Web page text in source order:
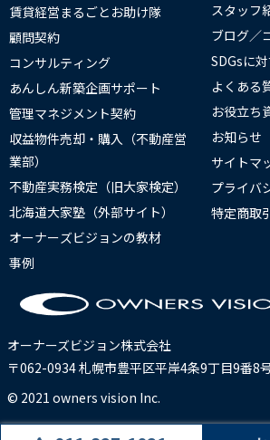
オーナーズビジョン株式会社
〒062-0934 札幌市豊平区平岸4条9丁目9番8
© 2021 owners vision Inc.
賃貸経営まるごとお助け隊
顧問契約
コンサルティング
あんしん新築企画サポート
管理マネジメント契約
収益物件売却・購入（不動産営
業部）
不動産実務検定（旧大家検定）
北海道大家塾（外部サイト）
オーナーズビジョンの教材
事例
スタッフ
ブログ／
SDGsに
よくある
お役立ち
お知らせ
サイトマ
プライバ
特定商取